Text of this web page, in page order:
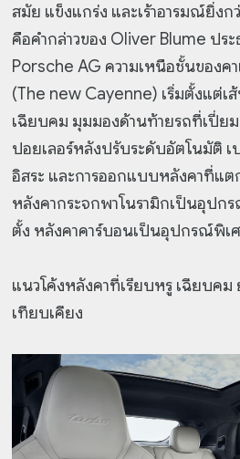
สมัย แข็งแกร่ง และเร้าอารมณ์ยิ่งก
คือคำกล่าวของ Oliver Blume ประ
Porsche AG ความเหนือชั้นของค
(The new Cayenne) เริ่มตั้งแต่เ
เฉียบคม มุมมองด้านท้ายรถที่เปี่ย
ปอยเลอร์หลังปรับระดับอัตโนมัติ
อิสระ และการออกแบบหลังคาที่แต
หลังคากระจกพาโนรามิกเป็นอุปก
ตั้ง หลังคาคาร์บอนเป็นอุปกรณ์พิเ
แนวโค้งหลังคาที่เรียบหรู เฉียบคม
เทียบเคียง